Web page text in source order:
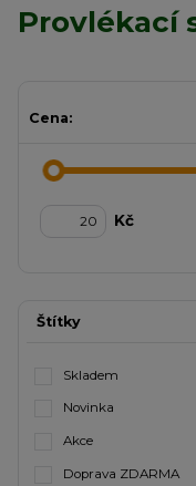
Provlékací
Cena:
Kč
Štítky
Skladem
Novinka
Akce
Doprava ZDARMA